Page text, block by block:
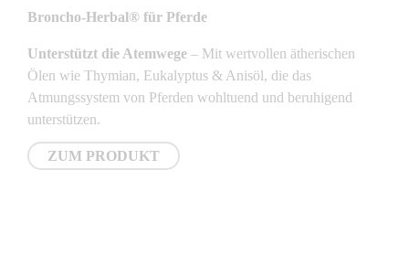
Broncho-Herbal® für Pferde
Unterstützt die Atemwege – Mit wertvollen ätherischen
Ölen wie Thymian, Eukalyptus & Anisöl, die das
Atmungssystem von Pferden wohltuend und beruhigend
unterstützen.
ZUM PRODUKT